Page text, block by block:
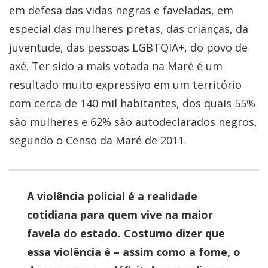
em defesa das vidas negras e faveladas, em
especial das mulheres pretas, das crianças, da
juventude, das pessoas LGBTQIA+, do povo de
axé. Ter sido a mais votada na Maré é um
resultado muito expressivo em um território
com cerca de 140 mil habitantes, dos quais 55%
são mulheres e 62% são autodeclarados negros,
segundo o Censo da Maré de 2011.
A violência policial é a realidade
cotidiana para quem vive na maior
favela do estado. Costumo dizer que
essa violência é – assim como a fome, o